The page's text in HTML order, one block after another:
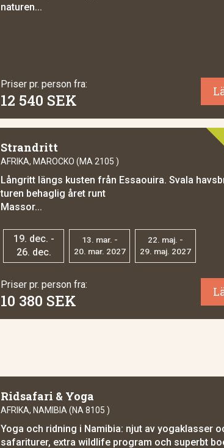
naturen...
Priser pr. person fra:
12 540 SEK
Strandritt
AFRIKA, MAROCKO (MA 2105 )
Långritt längs kusten från Essaouira. Svala
turen behaglig året runt
Massor...
19. dec. -
26. dec.
13. mar. -
20. mar. 2027
22. maj. -
29. maj. 2027
Priser pr. person fra:
10 380 SEK
Ridsafari & Yoga
AFRIKA, NAMIBIA (NA 8105 )
Yoga och ridning i Namibia: njut av yogaklasser
safariturer, extra wildlife program och superbt